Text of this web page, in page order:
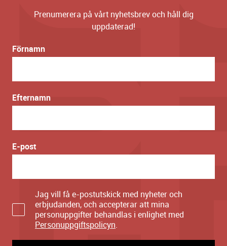
Prenumerera på vårt nyhetsbrev och håll dig
uppdaterad!
Förnamn
Efternamn
E-post
Jag vill få e-postutskick med nyheter och
erbjudanden, och accepterar att mina
personuppgifter behandlas i enlighet med
Personuppgiftspolicyn.